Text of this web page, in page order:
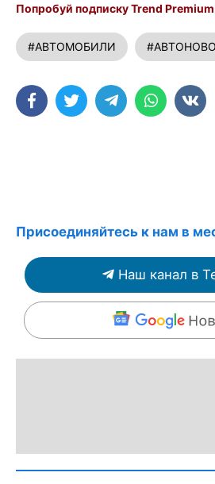
Попробуй подписку Trend Premium
#АВТОМОБИЛИ
Присоединяйтесь к нам в
Наш канал в